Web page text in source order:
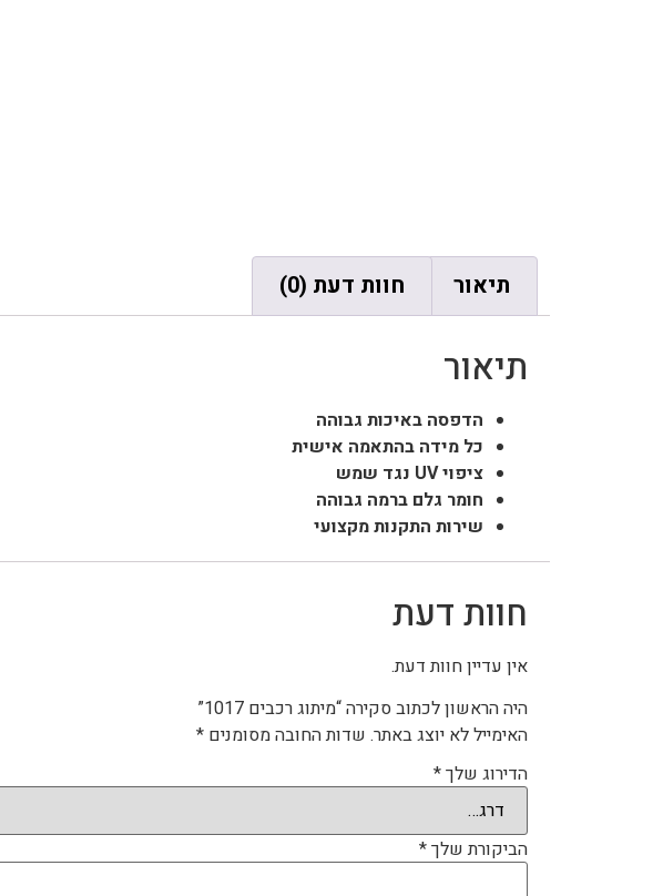
תיאור חוות דעת (0)
תיאור
הדפסה באיכות גבוהה
כל מידה בהתאמה אישית
ציפוי UV נגד שמש
חומר גלם ברמה גבוהה
שירות התקנות מקצועי
חוות דעת
אין עדיין חוות דעת.
היה הראשון לכתוב סקירה “מיתוג רכבים 1017”
האימייל לא יוצג באתר. שדות החובה מסומנים *
הדירוג שלך*
הביקורת שלך*